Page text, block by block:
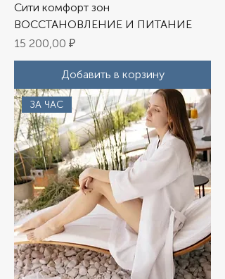
Сити комфорт зон
ВОССТАНОВЛЕНИЕ И ПИТАНИЕ
Цена
15 200,00 ₽
Добавить в корзину
ЗА ЧАС